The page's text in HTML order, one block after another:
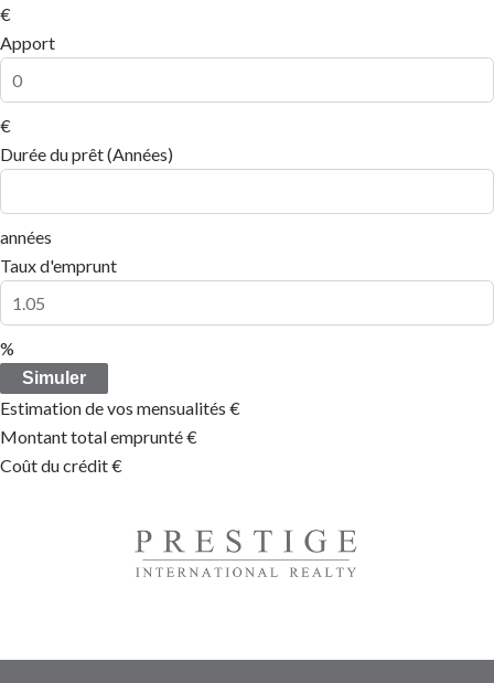
€
Apport
€
Durée du prêt (Années)
années
Taux d'emprunt
%
Simuler
Estimation de vos mensualités €
Montant total emprunté€
Coût du crédit€